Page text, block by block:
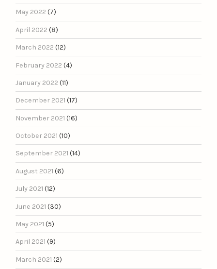
May 2022 (7)
April 2022 (8)
March 2022 (12)
February 2022 (4)
January 2022 (11)
December 2021 (17)
November 2021 (16)
October 2021 (10)
September 2021 (14)
August 2021 (6)
July 2021 (12)
June 2021 (30)
May 2021 (5)
April 2021 (9)
March 2021 (2)